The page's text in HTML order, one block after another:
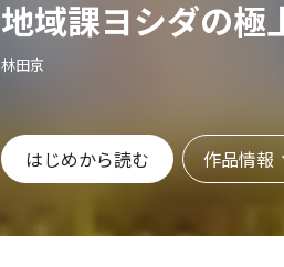
地域課ヨシダの極
林田京
はじめから読む 作品情報